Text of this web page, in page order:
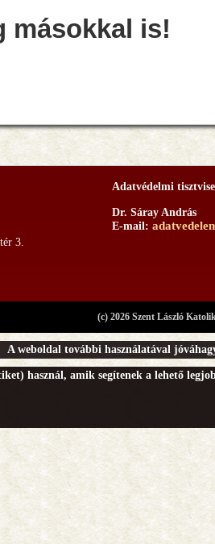
másokkal is!
3.
Adatvédelmi
Dr. Sáray András
E-mail:
(c) 2026 Szent László
A weboldal további használatával
használ, amik segítenek a lehető